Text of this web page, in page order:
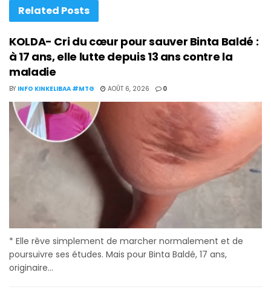
Related Posts
KOLDA- Cri du cœur pour sauver Binta Baldé :
à 17 ans, elle lutte depuis 13 ans contre la
maladie
BY INFO KINKELIBAA #MTG AOÛT 6, 2026 0
* Elle rêve simplement de marcher normalement et de
poursuivre ses études. Mais pour Binta Baldé, 17 ans,
originaire...